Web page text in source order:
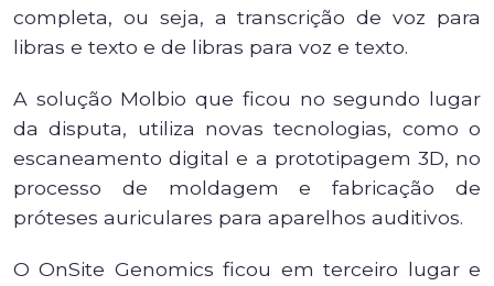
completa, ou seja, a transcrição de voz para
libras e texto e de libras para voz e texto.
A solução Molbio que ficou no segundo lugar
da disputa, utiliza novas tecnologias, como o
escaneamento digital e a prototipagem 3D, no
processo de moldagem e fabricação de
próteses auriculares para aparelhos auditivos.
O OnSite Genomics ficou em terceiro lugar e